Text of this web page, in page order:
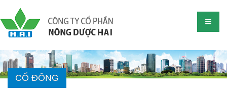
CỔ ĐÔNG